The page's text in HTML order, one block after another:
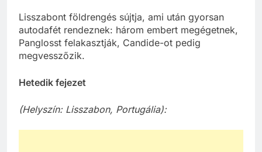
Lisszabont földrengés sújtja, ami után gyorsan
autodafét rendeznek: három embert megégetnek,
Panglosst felakasztják, Candide-ot pedig
megvesszőzik.
Hetedik fejezet
(Helyszín: Lisszabon, Portugália):